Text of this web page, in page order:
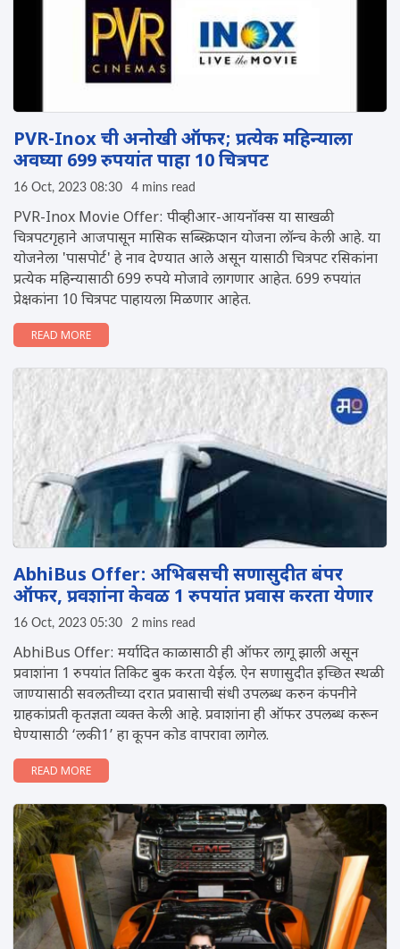
PVR-Inox ची अनोखी ऑफर; प्रत्येक महिन्याला
अवघ्या 699 रुपयांत पाहा 10 चित्रपट
16 Oct, 2023 08:30 4 mins read
PVR-Inox Movie Offer: पीव्हीआर-आयनॉक्स या साखळी
चित्रपटगृहाने आजपासून मासिक सब्स्क्रिप्शन योजना लॉन्च केली आहे. या
योजनेला 'पासपोर्ट' हे नाव देण्यात आले असून यासाठी चित्रपट रसिकांना
प्रत्येक महिन्यासाठी 699 रुपये मोजावे लागणार आहेत. 699 रुपयांत
प्रेक्षकांना 10 चित्रपट पाहायला मिळणार आहेत.
READ MORE
AbhiBus Offer: अभिबसची सणासुदीत बंपर
ऑफर, प्रवशांना केवळ 1 रुपयांत प्रवास करता येणार
16 Oct, 2023 05:30 2 mins read
AbhiBus Offer: मर्यादित काळासाठी ही ऑफर लागू झाली असून
प्रवाशांना 1 रुपयांत तिकिट बुक करता येईल. ऐन सणासुदीत इच्छित स्थळी
जाण्यासाठी सवलतीच्या दरात प्रवासाची संधी उपलब्ध करुन कंपनीने
ग्राहकांप्रती कृतज्ञता व्यक्त केली आहे. प्रवाशांना ही ऑफर उपलब्ध करून
घेण्यासाठी ‘लकी1’ हा कूपन कोड वापरावा लागेल.
READ MORE